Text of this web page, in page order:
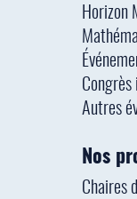
Horizon
Autres
Nos
Chaires